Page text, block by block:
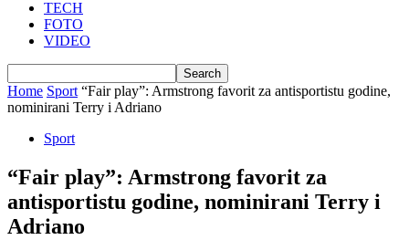
TECH
FOTO
VIDEO
Home Sport “Fair play”: Armstrong favorit za antisportistu godine,
nominirani Terry i Adriano
Sport
“Fair play”: Armstrong favorit za
antisportistu godine, nominirani Terry i
Adriano